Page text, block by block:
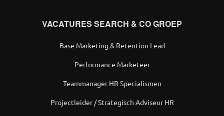
VACATURES SEARCH & CO GROEP
Base Marketing & Retention Lead
Performance Marketeer
Teammanager HR Specialismen
Projectleider / Strategisch Adviseur HR